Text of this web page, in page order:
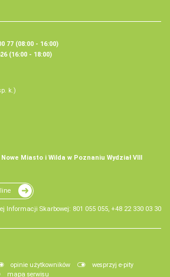
77 (08:00 - 16:00)
(16:00 - 18:00)
k.)
Miasto i Wilda w Poznaniu Wydział VIII
Informacji Skarbowej: 801 055 055, +48 22 330 03 30
opinie użytkowników
wesprzyj e-pity
mapa serwisu